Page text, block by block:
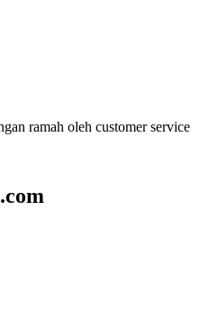
ramah oleh customer service